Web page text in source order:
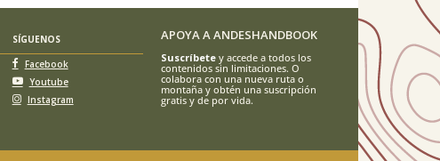
SÍGUENOS
Facebook
Youtube
Instagram
APOYA A ANDESHANDBOOK
Suscríbetey accede a todos los
contenidos sin limitaciones. O
colabora con una nueva ruta o
montaña y obtén una suscripción
gratis y de por vida.